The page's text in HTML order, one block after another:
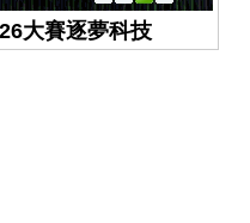
大賽逐夢科技